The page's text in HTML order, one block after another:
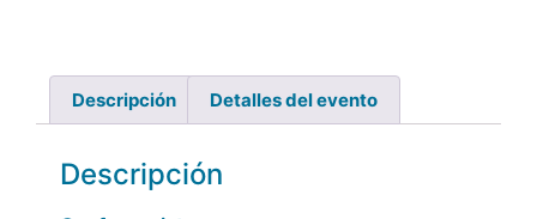
Descripción Detalles del evento
Descripción